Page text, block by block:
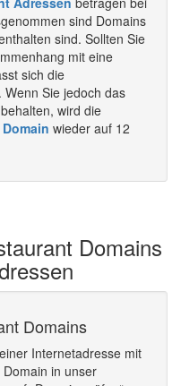
sind Domains
sind. Sollten Sie
mit eine
sich die
Sie jedoch das
wird die
wieder auf 12
Domains
Domains
Internetadresse mit
in unser